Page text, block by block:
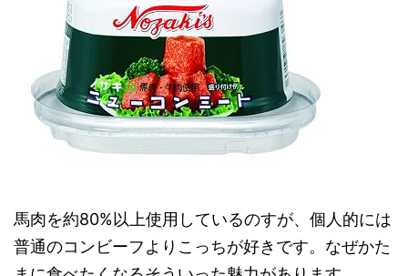
馬肉を約80%以上使用しているのすが、個人的には
普通のコンビーフよりこっちが好きです。なぜかた